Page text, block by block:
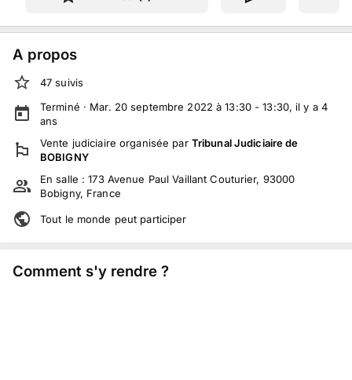
A propos
47 suivis
Terminé · Mar. 20 septembre 2022 à 13:30 - 13:30, il y a 4
ans
Vente judiciaire organisée par Tribunal Judiciaire de
BOBIGNY
En salle :173 Avenue Paul Vaillant Couturier, 93000
Bobigny, France
Tout le monde peut participer
Comment s'y rendre ?